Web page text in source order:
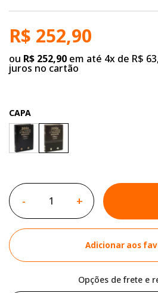
R$ 252,90
ou R$ 252,90 em até 4x de R$
juros no cartão
CAPA
- +
Adicionar aos
Opções de frete e